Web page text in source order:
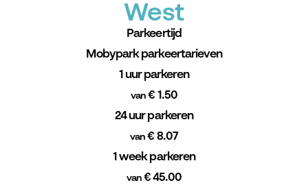
West
Parkeertijd
Mobypark parkeertarieven
1 uur parkeren
van € 1.50
24 uur parkeren
van € 8.07
1 week parkeren
van€ 45.00